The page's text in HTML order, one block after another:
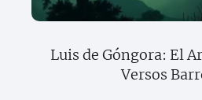
Luis de Góngora: El
Versos